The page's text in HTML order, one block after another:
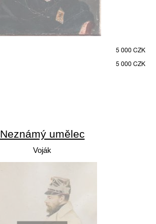
5 000 CZK
5 000 CZK
Neznámý umělec
Voják